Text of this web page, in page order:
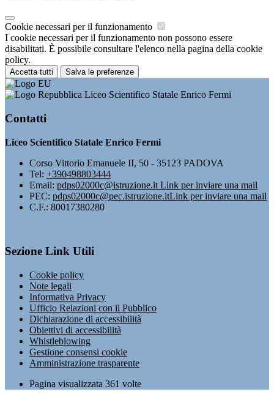
Cookie necessari per il funzionamento
I cookie necessari per il funzionamento non possono essere
disabilitati. È possibile consultare l'elenco nella pagina della cookie
policy.
Accetta tutti Salva le preferenze
Liceo Scientifico Statale Enrico Fermi
Contatti
Liceo Scientifico Statale Enrico Fermi
Corso Vittorio Emanuele II, 50 - 35123 PADOVA
Tel: +390498803444
Email: pdps02000c@istruzione.it Link per inviare una mail
PEC: pdps02000c@pec.istruzione.itLink per inviare una mail
C.F.: 80017380280
Sezione Link Utili
Cookie policy
Note legali
Informativa Privacy
Ufficio Relazioni con il Pubblico
Dichiarazione di accessibilità
Obiettivi di accessibilità
Whistleblowing
Gestione consensi cookie
Amministrazione trasparente
Pagina visualizzata 361 volte